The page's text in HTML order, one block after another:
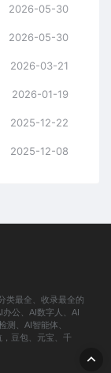
2026-05-30
2026-05-30
2026-03-21
2026-01-19
2025-12-22
2025-12-08
类最全、收录最全的
公、AI数字人、AI
测、AI智能体、
豆包、元宝、千